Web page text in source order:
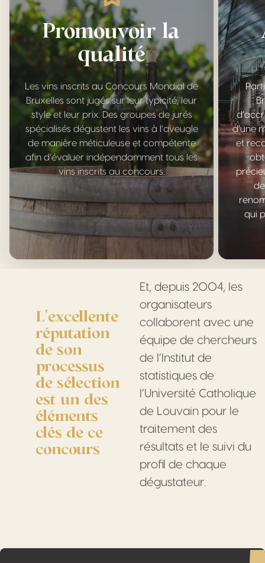
Promouvoir la
qualité
Les vins inscrits au Concours Mondial de
Bruxelles sont jugés sur leur typicité, leur
style et leur prix. Des groupes de jurés
spécialisés dégustent les vins à l’aveugle
de manière méticuleuse et compétente
afin d’évaluer indépendamment tous les
vins inscrits au concours.
d’une
et
qui
L'excellente
réputation
de son
processus
de sélection
est un des
éléments
clés de ce
concours
Et, depuis 2004, les
organisateurs
collaborent avec une
équipe de chercheurs
de l’Institut de
statistiques de
l’Université Catholique
de Louvain pour le
traitement des
résultats et le suivi du
profil de chaque
dégustateur.